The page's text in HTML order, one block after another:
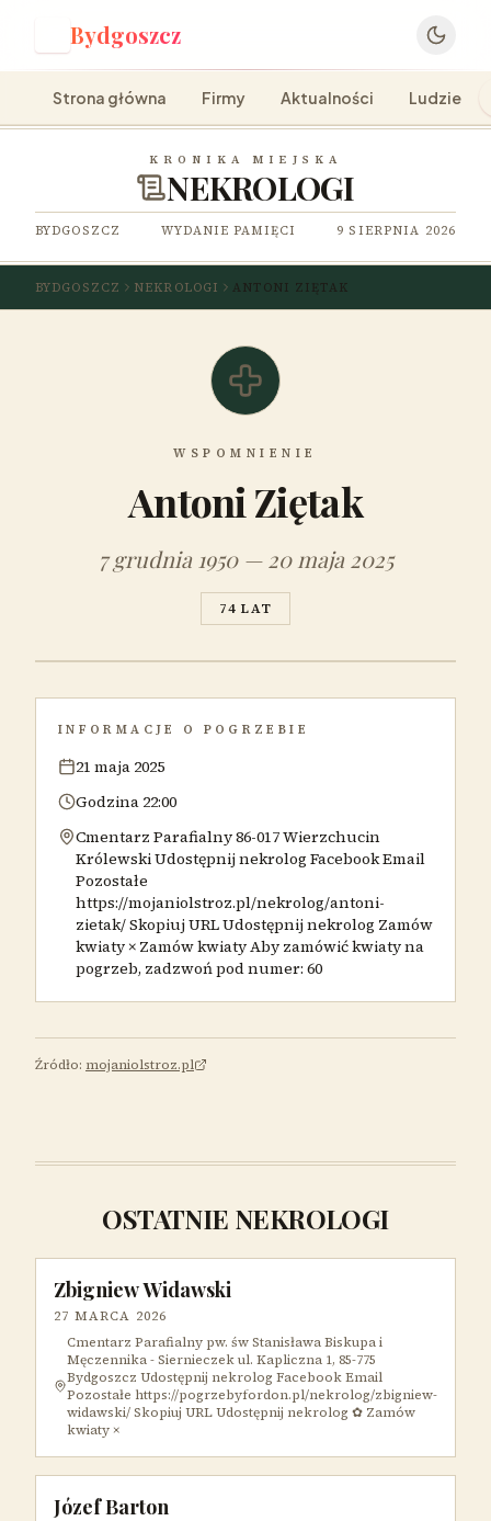
Bydgoszcz
Strona główna Firmy Aktualności Ludzie
KRONIKA MIEJSKA
NEKROLOGI
BYDGOSZCZ WYDANIE PAMIĘCI 9 SIERPNIA 2026
BYDGOSZCZ NEKROLOGI ANTONI ZIĘTAK
WSPOMNIENIE
Antoni Ziętak
7 grudnia 1950 — 20 maja 2025
74 LAT
INFORMACJE O POGRZEBIE
21 maja 2025
Godzina 22:00
Cmentarz Parafialny 86-017 Wierzchucin
Królewski Udostępnij nekrolog Facebook Email
Pozostałe
https://mojaniolstroz.pl/nekrolog/antoni-
zietak/ Skopiuj URL Udostępnij nekrolog Zamów
kwiaty × Zamów kwiaty Aby zamówić kwiaty na
pogrzeb, zadzwoń pod numer: 60
Źródło: mojaniolstroz.pl
OSTATNIE NEKROLOGI
Zbigniew Widawski
27 MARCA 2026
Cmentarz Parafialny pw. św Stanisława Biskupa i
Męczennika - Siernieczek ul. Kapliczna 1, 85-775
Bydgoszcz Udostępnij nekrolog Facebook Email
Pozostałe https://pogrzebyfordon.pl/nekrolog/zbigniew-
widawski/ Skopiuj URL Udostępnij nekrolog ✿ Zamów
kwiaty ×
Józef Barton